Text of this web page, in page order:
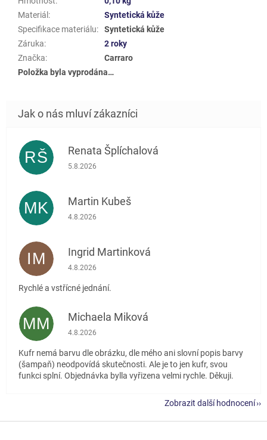
Materiál :
Syntetická kůže
Specifikace materiálu:
Syntetická kůže
Záruka:
2 roky
Značka:
Carraro
Položka byla vyprodána…
RŠ Renata Šplíchalová
Hodnocení obchodu je 5 z 5 hvězdiček.
5.8.2026
MK Martin Kubeš
Hodnocení obchodu je 5 z 5 hvězdiček.
4.8.2026
IM Ingrid Martinková
Hodnocení obchodu je 5 z 5 hvězdiček.
4.8.2026
Rychlé a vstřícné jednání.
MM Michaela Miková
Hodnocení obchodu je 5 z 5 hvězdiček.
4.8.2026
Kufr nemá barvu dle obrázku, dle mého ani slovní popis barvy
(šampaň) neodpovídá skutečnosti. Ale je to jen kufr, svou
funkci splní. Objednávka bylla vyřizena velmi rychle. Děkuji.
Zobrazit další hodnocení